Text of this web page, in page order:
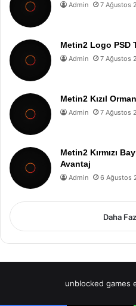
Admin 7 Ağustos
Metin2 Logo PSD
Admin 7 Ağustos
Metin2 Kızıl
Admin 7 Ağustos
Metin2 Kırmızı
Avantaj
Admin 6 Ağustos
Daha
unblocked games